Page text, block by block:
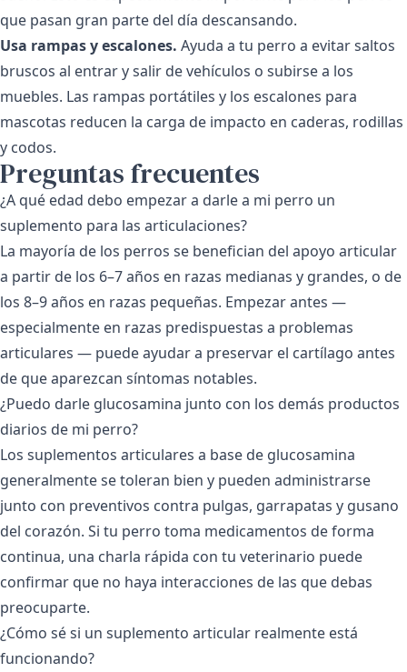
que pasan gran parte del día descansando.
Usa rampas y escalones. Ayuda a tu perro a evitar saltos
bruscos al entrar y salir de vehículos o subirse a los
muebles. Las rampas portátiles y los escalones para
mascotas reducen la carga de impacto en caderas, rodillas
y codos.
Preguntas frecuentes
¿A qué edad debo empezar a darle a mi perro un
suplemento para las articulaciones?
La mayoría de los perros se benefician del apoyo articular
a partir de los 6–7 años en razas medianas y grandes, o de
los 8–9 años en razas pequeñas. Empezar antes —
especialmente en razas predispuestas a problemas
articulares — puede ayudar a preservar el cartílago antes
de que aparezcan síntomas notables.
¿Puedo darle glucosamina junto con los demás productos
diarios de mi perro?
Los suplementos articulares a base de glucosamina
generalmente se toleran bien y pueden administrarse
junto con preventivos contra pulgas, garrapatas y gusano
del corazón. Si tu perro toma medicamentos de forma
continua, una charla rápida con tu veterinario puede
confirmar que no haya interacciones de las que debas
preocuparte.
¿Cómo sé si un suplemento articular realmente está
funcionando?